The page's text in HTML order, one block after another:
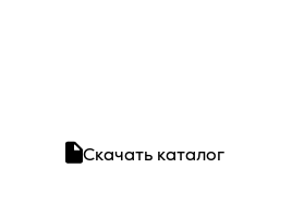
Скачать каталог